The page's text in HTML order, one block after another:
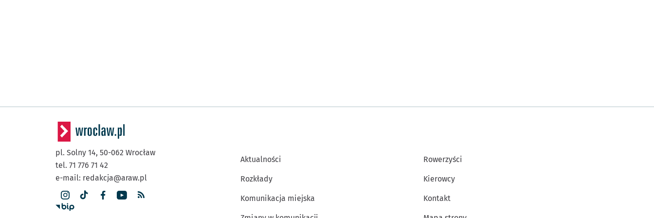
pl. Solny 14, 50-062 Wrocław
tel. 71 776 71 42
e-mail: redakcja@araw.pl
Aktualności
Rozkłady
Komunikacja miejska
Rowerzyści
Kierowcy
Kontakt